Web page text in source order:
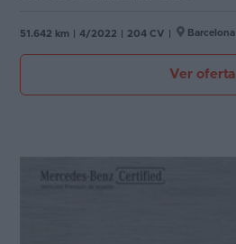
51.642 km 4/2022 204 CV Barcelona
Ver oferta